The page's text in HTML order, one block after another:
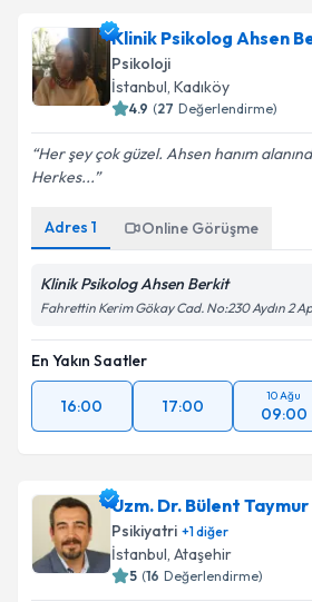
Klinik Psikolog Ahsen
Psikoloji
İstanbul, Kadıköy
4.9 (27 Değerlendirme)
Her şey çok güzel. Ahsen hanım
Herkes...
Adres 1 Online Görüşme
Klinik Psikolog Ahsen Berkit
Fahrettin Kerim Gökay Cad. No:230 Aydın 2
En Yakın Saatler
16:00 17:00
10 Ağu
09:00
Uzm. Dr. Bülent Taymur
Psikiyatri +1diğer
İstanbul, Ataşehir
5 (16 Değerlendirme)